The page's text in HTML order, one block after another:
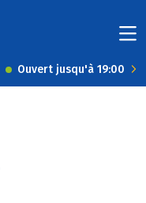
Ouvert jusqu'à 19:00